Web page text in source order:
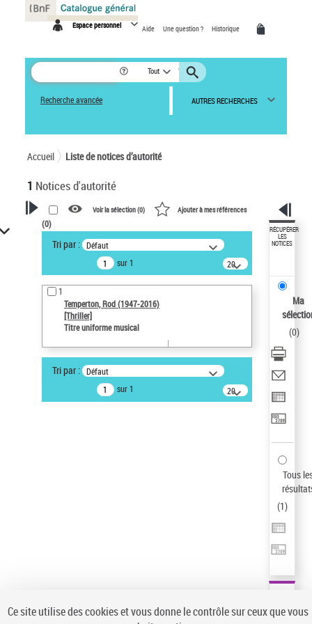
Espace personnel Aide Une question ? Historique
Tout
Recherche avancée AUTRES RECHERCHES
Accueil Liste de notices d’autorité
1 Notices d'autorité
VOTRE RECHERCHE
Recherche avancée dans les
notices d’autorité
Œuvres liées à l'auteur :
Temperton, Rod (1947-2016)
Sauvegarder votre recherche
AFFINER
Type de notice d'autorité
Voir la sélection (0) Ajouter à mes références
(0)
Tri par : Défaut
sur 1
20
résultats/page
1
Temperton, Rod (1947-2016)
[Thriller]
Titre uniforme musical
Tri par : Défaut
sur 1
20
résultats/page
RÉCUPÉRER
LES
NOTICES
Ma
(0)
Tous
(1)
Panneau de gestion des cookies
Ce site utilise des cookies et vous donne le contrôle sur ceux que vous